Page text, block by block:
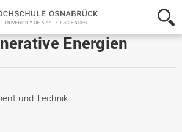
Hochschule
Osnabrück
-
University
Energien
und Technik